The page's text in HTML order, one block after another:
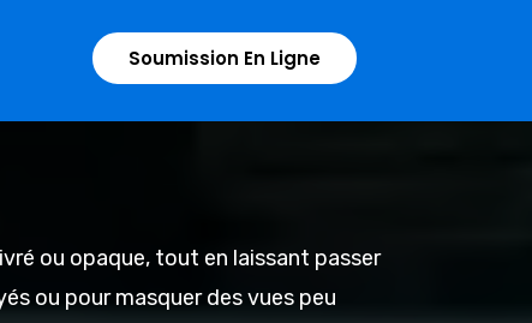
Soumission En Ligne
ou opaque, tout en laissant passer
ou pour masquer des vues peu